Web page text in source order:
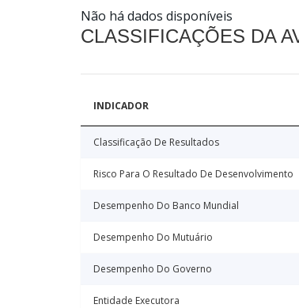
Não há dados disponíveis
CLASSIFICAÇÕES DA
INDICADOR
Classificação De Resultados
Risco Para O Resultado De Desenvolvimento
Desempenho Do Banco Mundial
Desempenho Do Mutuário
Desempenho Do Governo
Entidade Executora